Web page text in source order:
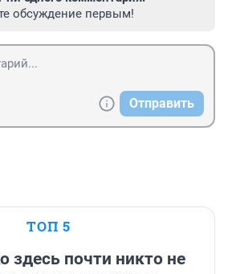
обсуждение первым!
Отправить
ТОП 5
здесь почти никто не